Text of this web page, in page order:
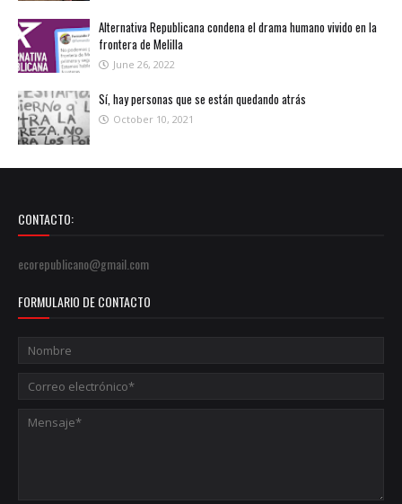
Alternativa Republicana condena el drama humano vivido en la
frontera de Melilla
June 26, 2022
Sí, hay personas que se están quedando atrás
October 10, 2021
CONTACTO:
ecorepublicano@gmail.com
FORMULARIO DE CONTACTO